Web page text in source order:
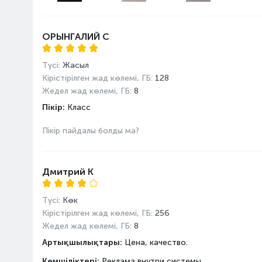
Қуат көзі Аккумулятор
ОРЫНГАЛИЙ С
Түсі: Жасыл
Кірістірілген жад көлемі, ГБ: 128
Жедел жад көлемі, ГБ: 8
Пікір: Класс
Пікір пайдалы болды ма?
Дмитрий К
Түсі: Көк
Кірістірілген жад көлемі, ГБ: 256
Жедел жад көлемі, ГБ: 8
Артықшылықтары: Цена, качество.